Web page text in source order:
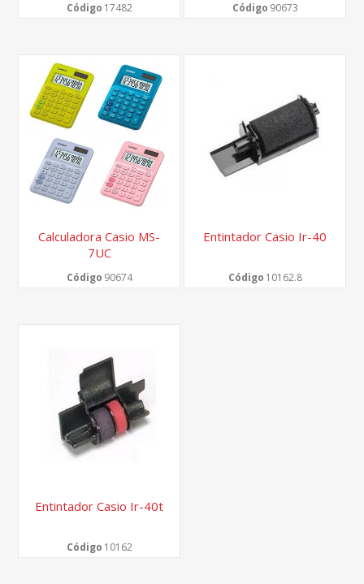
Código 17482 Código 90673
Calculadora Casio MS-
7UC
Código 90674
Entintador Casio Ir-40
Código 10162.8
Entintador Casio Ir-40t
Código 10162